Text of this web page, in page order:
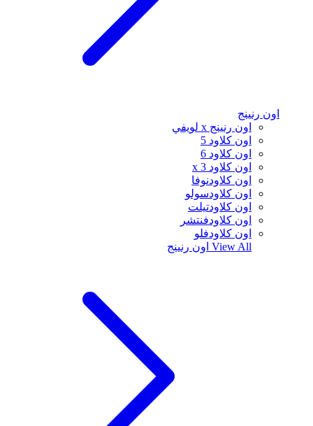
اون رنينج
اون رنينج x لويفي
اون كلاود 5
اون كلاود 6
اون كلاود x 3
اون كلاودنوفا
اون كلاودسولو
اون كلاودتيلت
اون كلاودفنتشر
اون كلاودفلو
View All اون رنينج